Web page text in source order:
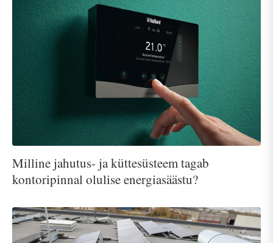
Milline jahutus- ja küttesüsteem tagab
kontoripinnal olulise energiasäästu?